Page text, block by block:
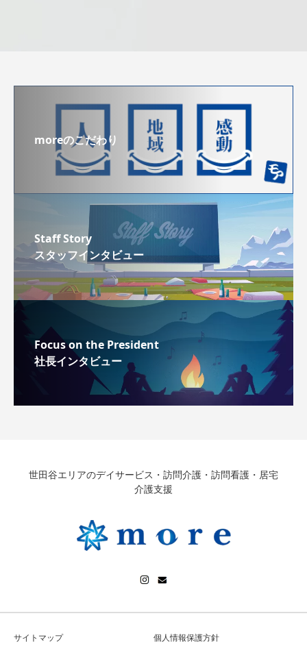
moreのこだわり
Staff Story
スタッフインタビュー
Focus on the President
社長インタビュー
世田谷エリアのデイサービス・訪問介護・訪問看護・居宅
介護支援
サイトマップ 個人情報保護方針